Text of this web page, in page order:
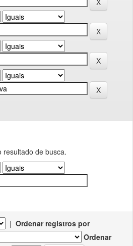
resultado de busca.
| Ordenar registros por
Ordenar